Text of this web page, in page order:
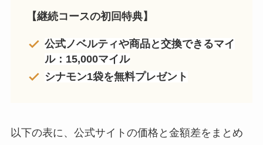
【継続コースの初回特典】
公式ノベルティや商品と交換できるマイ
ル：15,000マイル
シナモン1袋を無料プレゼント
以下の表に、公式サイトの価格と金額差をまとめ